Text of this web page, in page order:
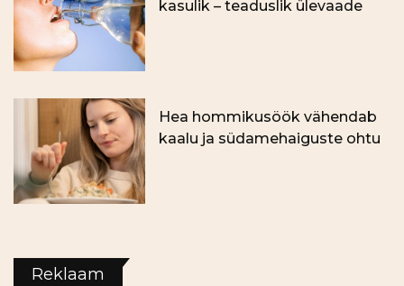
kasulik – teaduslik ülevaade
Hea hommikusöök vähendab
kaalu ja südamehaiguste ohtu
Reklaam